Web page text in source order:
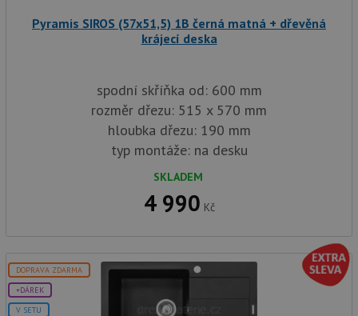
Pyramis SIROS (57x51,5) 1B černá matná + dřevěná
krájecí deska
spodní skříňka od: 600 mm
rozměr dřezu: 515 x 570 mm
hloubka dřezu: 190 mm
typ montáže: na desku
SKLADEM
4 990 Kč
DOPRAVA ZDARMA
+DÁREK
V SETU